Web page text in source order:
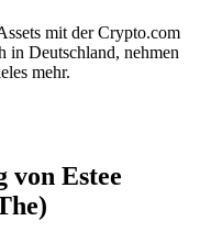
mit der Crypto.com
in Deutschland, nehmen
mehr.
Estee